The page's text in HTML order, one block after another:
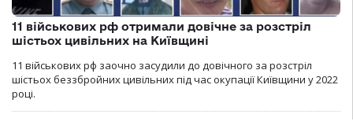
11 військових рф отримали довічне за розстріл
шістьох цивільних на Київщині
11 військових рф заочно засудили до довічного за розстріл
шістьох беззбройних цивільних під час окупації Київщини у 2022
році.